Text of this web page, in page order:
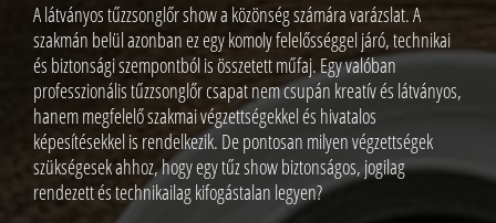
A látványos tűzzsonglőr show a közönség számára varázslat. A
szakmán belül azonban ez egy komoly felelősséggel járó, technikai
és biztonsági szempontból is összetett műfaj. Egy valóban
professzionális tűzzsonglőr csapat nem csupán kreatív és látványos,
hanem megfelelő szakmai végzettségekkel és hivatalos
képesítésekkel is rendelkezik. De pontosan milyen végzettségek
szükségesek ahhoz, hogy egy tűz show biztonságos, jogilag
rendezett és technikailag kifogástalan legyen?